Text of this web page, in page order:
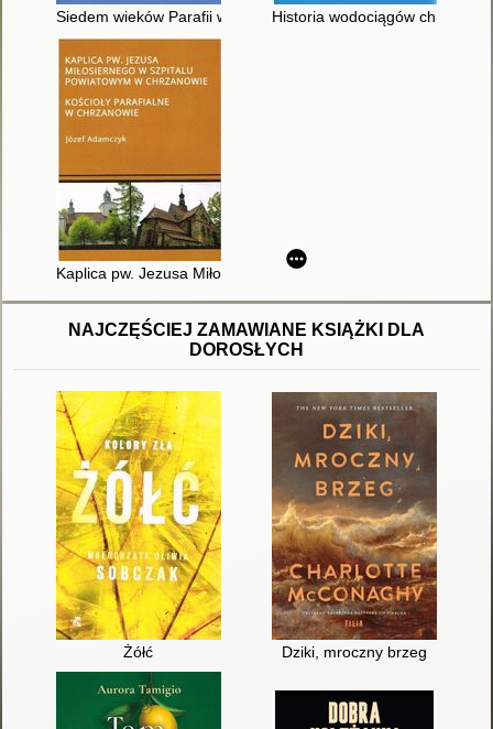
Siedem wieków Parafii w RegulicachHistoria wodociągów
Kaplica pw. Jezusa Miłosiernego w Szpitalu Powiatowym w
NAJCZĘŚCIEJ ZAMAWIANE KSIĄŻKI DLA
DOROSŁYCH
Żółć Dziki, mroczny brzeg